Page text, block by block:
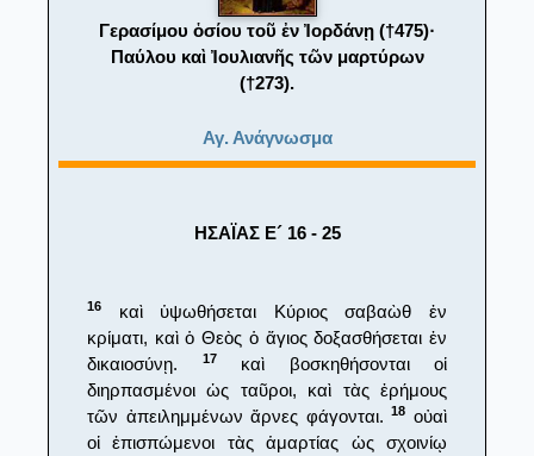
Γερασίμου ὁσίου τοῦ ἐν Ἰορδάνῃ (†475)·
Παύλου καὶ Ἰουλιανῆς τῶν μαρτύρων
(†273).
Αγ. Ανάγνωσμα
ΗΣΑΪΑΣ Ε´ 16 - 25
16
καὶ ὑψωθήσεται Κύριος σαβαὼθ ἐν
κρίματι, καὶ ὁ Θεὸς ὁ ἅγιος δοξασθήσεται ἐν
δικαιοσύνῃ.
17
καὶ βοσκηθήσονται οἱ
διηρπασμένοι ὡς ταῦροι, καὶ τὰς ἐρήμους
τῶν ἀπειλημμένων ἄρνες φάγονται.18 οὐαὶ
οἱ ἐπισπώμενοι τὰς ἁμαρτίας ὡς σχοινίῳ